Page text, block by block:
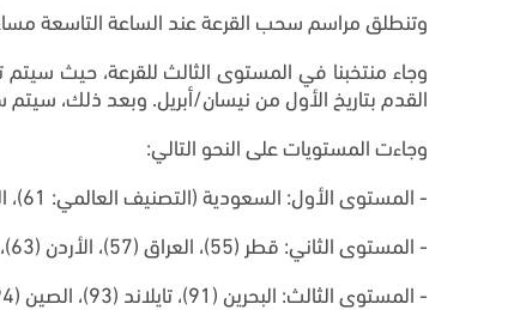
وتنطلق مراسم سحب القرعة عند الساعة التاسعة
وجاء منتخبنا في المستوى الثالث للقرعة، حيث
القدم بتاريخ الأول من نيسان/أبريل. وبعد ذلك،
وجاءت المستويات على النحو التالي:
- المستوى الأول: السعودية (التصنيف العالمي: 61)، اليابان (18)، إيران (21)، جمهورية كوريا (25)، أستراليا (27)، أوزبكستان (50).
- المستوى الثاني: قطر (55)، العراق (57)، الأردن (63)، الإمارات (68)، عُمان (79)، سوريا (84).
- المستوى الثالث: البحرين (91)، تايلاند (93)، الصين (94)، فلسطين (95)، فيتنام (99)، طاجيكستان (103).